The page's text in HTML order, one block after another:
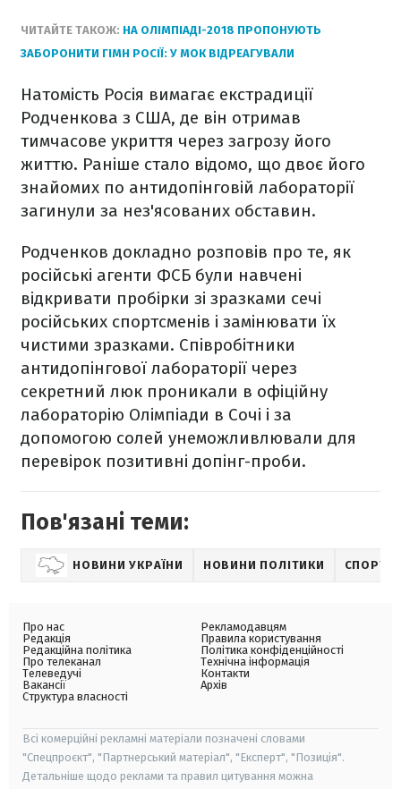
ЧИТАЙТЕ ТАКОЖ: НА ОЛІМПІАДІ-2018 ПРОПОНУЮТЬ
ЗАБОРОНИТИ ГІМН РОСІЇ: У МОК ВІДРЕАГУВАЛИ
Натомість Росія вимагає екстрадиції
Родченкова з США, де він отримав
тимчасове укриття через загрозу його
життю. Раніше стало відомо, що двоє його
знайомих по антидопінговій лабораторії
загинули за нез'ясованих обставин.
Родченков докладно розповів про те, як
російські агенти ФСБ були навчені
відкривати пробірки зі зразками сечі
російських спортсменів і замінювати їх
чистими зразками. Співробітники
антидопінгової лабораторії через
секретний люк проникали в офіційну
лабораторію Олімпіади в Сочі і за
допомогою солей унеможливлювали для
перевірок позитивні допінг-проби.
Пов'язані теми:
НОВИНИ УКРАЇНИ НОВИНИ ПОЛІТИКИ СПОРТ
Про нас
Редакція
Редакційна політика
Про телеканал
Телеведучі
Вакансії
Структура власності
Рекламодавцям
Правила користування
Політика конфіденційності
Технічна інформація
Контакти
Архів
Всі комерційні рекламні матеріали позначені словами
"Спецпроєкт", "Партнерський матеріал", "Експерт", "Позиція".
Детальніше щодо реклами та правил цитування можна